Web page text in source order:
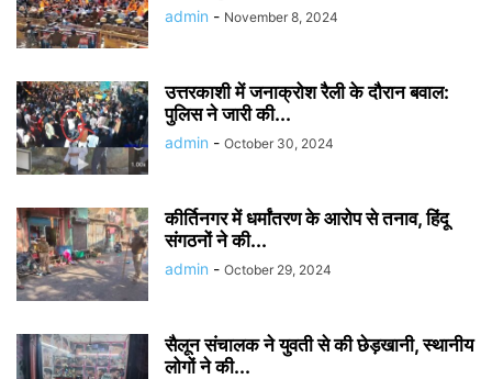
admin - November 8, 2024
उत्तरकाशी में जनाक्रोश रैली के दौरान बवाल:
पुलिस ने जारी की...
admin - October 30, 2024
कीर्तिनगर में धर्मांतरण के आरोप से तनाव, हिंदू
संगठनों ने की...
admin - October 29, 2024
सैलून संचालक ने युवती से की छेड़खानी, स्थानीय
लोगों ने की...